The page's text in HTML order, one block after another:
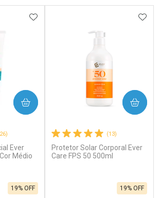
Ever
Médio
19% OFF
ADICIONAR AOS FAVORITOS
(13)
Protetor Solar Corporal Ever
Care FPS 50 500ml
19% OFF
COMPRAR